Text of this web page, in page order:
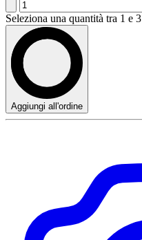
Seleziona una quantità tra 1 e 3
Aggiungi all'ordine